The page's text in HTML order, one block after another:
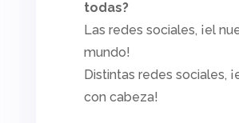
todas?
Las redes sociales, ¡el
mundo!
Distintas redes sociales,
con cabeza!